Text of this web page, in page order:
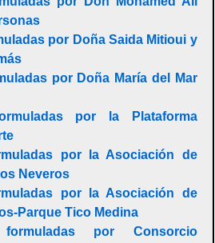
por Doña Saida Mitioui y
por Doña María del Mar
por la Plataforma
por la Asociación de
Neveros
por la Asociación de
Parque Tico Medina
por Consorcio